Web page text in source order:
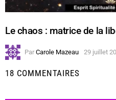
Le chaos : matrice de la
Par Carole Mazeau 29 juillet
18 COMMENTAIRES